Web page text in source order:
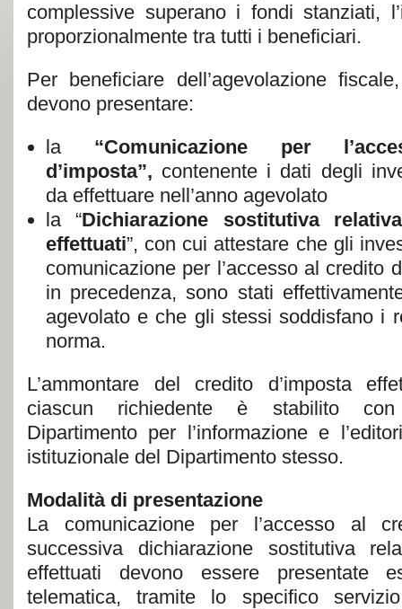
complessive superano i fondi stanziati,
proporzionalmente tra tutti i beneficiari.
Per beneficiare dell’agevolazione
devono presentare:
la“Comunicazione per
d’imposta”, contenente i dati degli
da effettuare nell’anno agevolato
la “Dichiarazione sostitutiva
effettuati”, con cui attestare che gli
comunicazione per l’accesso al credito
in precedenza, sono stati
agevolato e che gli stessi soddisfano i
norma.
L’ammontare del credito d’imposta
ciascun richiedente è stabilito con
Dipartimento per l’informazione e
istituzionale del Dipartimento stesso.
Modalità di presentazione
La comunicazione per l’accesso al
successiva dichiarazione sostitutiva
effettuati devono essere presentate
telematica, tramite lo specifico